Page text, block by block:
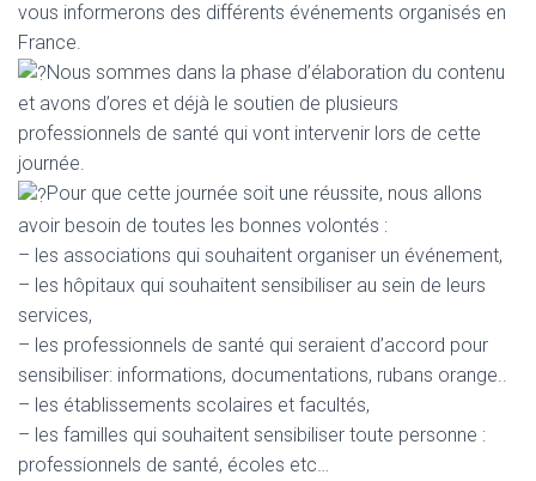
vous informerons des différents événements organisés en
France.
Nous sommes dans la phase d’élaboration du contenu
et avons d’ores et déjà le soutien de plusieurs
professionnels de santé qui vont intervenir lors de cette
journée.
Pour que cette journée soit une réussite, nous allons
avoir besoin de toutes les bonnes volontés :
– les associations qui souhaitent organiser un événement,
– les hôpitaux qui souhaitent sensibiliser au sein de leurs
services,
– les professionnels de santé qui seraient d’accord pour
sensibiliser: informations, documentations, rubans orange..
– les établissements scolaires et facultés,
– les familles qui souhaitent sensibiliser toute personne :
professionnels de santé, écoles etc…